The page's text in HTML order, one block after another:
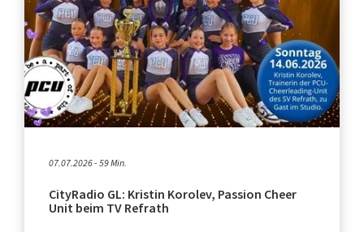
07.07.2026 - 59 Min.
CityRadio GL: Kristin Korolev, Passion Cheer
Unit beim TV Refrath